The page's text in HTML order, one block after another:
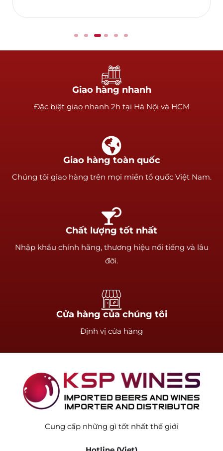
Giao hàng nhanh
Ðặc biệt giao nhanh 2h tại Hà Nội và HCM
Giao hàng toàn quốc
Chúng tôi giao hàng trên mọi miền tổ quốc Việt Nam.
Chất lượng tốt nhất
Nhập khẩu chính hãng, thương hiệu nổi tiếng và lâu
đời.
Cửa hàng của chúng tôi
Định vị cửa hàng
Cung cấp những gì tốt nhất thế giới